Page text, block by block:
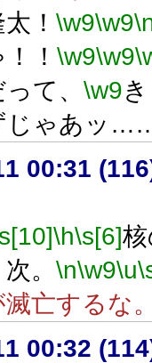
！ \w9\w9
！ \w9\w9
て、 \w9
じゃあッ
00:31
\h\s[6]
。 \n\w9\u
滅亡するな
00:32